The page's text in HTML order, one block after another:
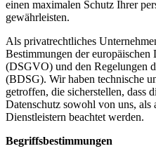
einen maximalen Schutz Ihrer
gewährleisten.
Als privatrechtliches
Bestimmungen der
(DSGVO) und den Regelungen
(BDSG). Wir haben technische
getroffen, die sicherstellen, dass
Datenschutz sowohl von uns, als
Dienstleistern beachtet werden.
Begriffsbestimmungen